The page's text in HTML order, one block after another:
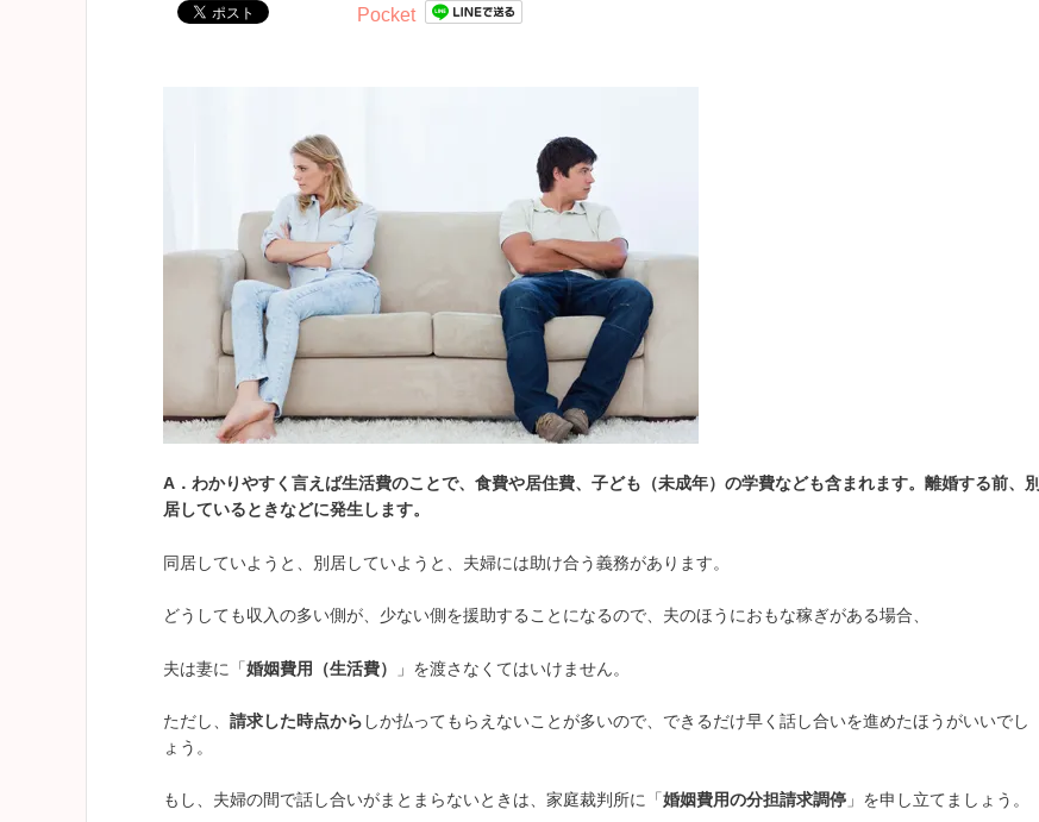
Pocket
A．わかりやすく言えば生活費のことで、食費や居住費、子ども（未成年）の学費なども含まれます。離婚する前、別
居しているときなどに発生します。
同居していようと、別居していようと、夫婦には助け合う義務があります。
どうしても収入の多い側が、少ない側を援助することになるので、夫のほうにおもな稼ぎがある場合、
夫は妻に「婚姻費用（生活費） 」を渡さなくてはいけません。
ただし、 請求した時点から しか払ってもらえないことが多いので、できるだけ早く話し合いを進めたほうがいいでし
ょう。
もし、夫婦の間で話し合いがまとまらないときは、家庭裁判所に「婚姻費用の分担請求調停 」を申し立てましょう。